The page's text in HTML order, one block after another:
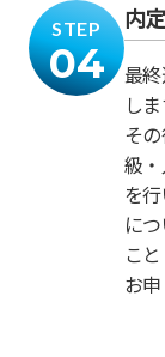
STEP
04
内
最
しま
そ
級
を
に
こ
お